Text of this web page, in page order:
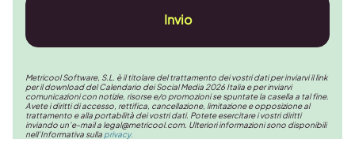
Invio
Metricool Software, S.L. è il titolare del trattamento dei vostri dati per inviarvi il link
per il download del Calendario dei Social Media 2026 Italia e per inviarvi
comunicazioni con notizie, risorse e/o promozioni se spuntate la casella a tal fine.
Avete i diritti di accesso, rettifica, cancellazione, limitazione e opposizione al
trattamento e alla portabilità dei vostri dati. Potete esercitare i vostri diritti
inviando un’e-mail a legal@metricool.com. Ulteriori informazioni sono disponibili
nell’Informativa sulla privacy.